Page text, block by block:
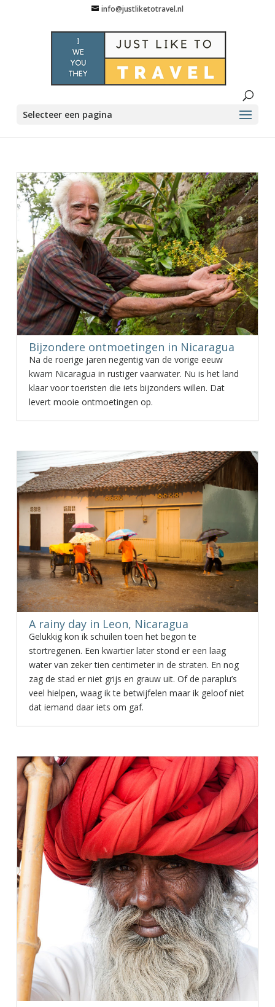
info@justliketotravel.nl
Selecteer een pagina
Bijzondere ontmoetingen in Nicaragua
Na de roerige jaren negentig van de vorige eeuw
kwam Nicaragua in rustiger vaarwater. Nu is het land
klaar voor toeristen die iets bijzonders willen. Dat
levert mooie ontmoetingen op.
A rainy day in Leon, Nicaragua
Gelukkig kon ik schuilen toen het begon te
stortregenen. Een kwartier later stond er een laag
water van zeker tien centimeter in de straten. En nog
zag de stad er niet grijs en grauw uit. Of de paraplu’s
veel hielpen, waag ik te betwijfelen maar ik geloof niet
dat iemand daar iets om gaf.